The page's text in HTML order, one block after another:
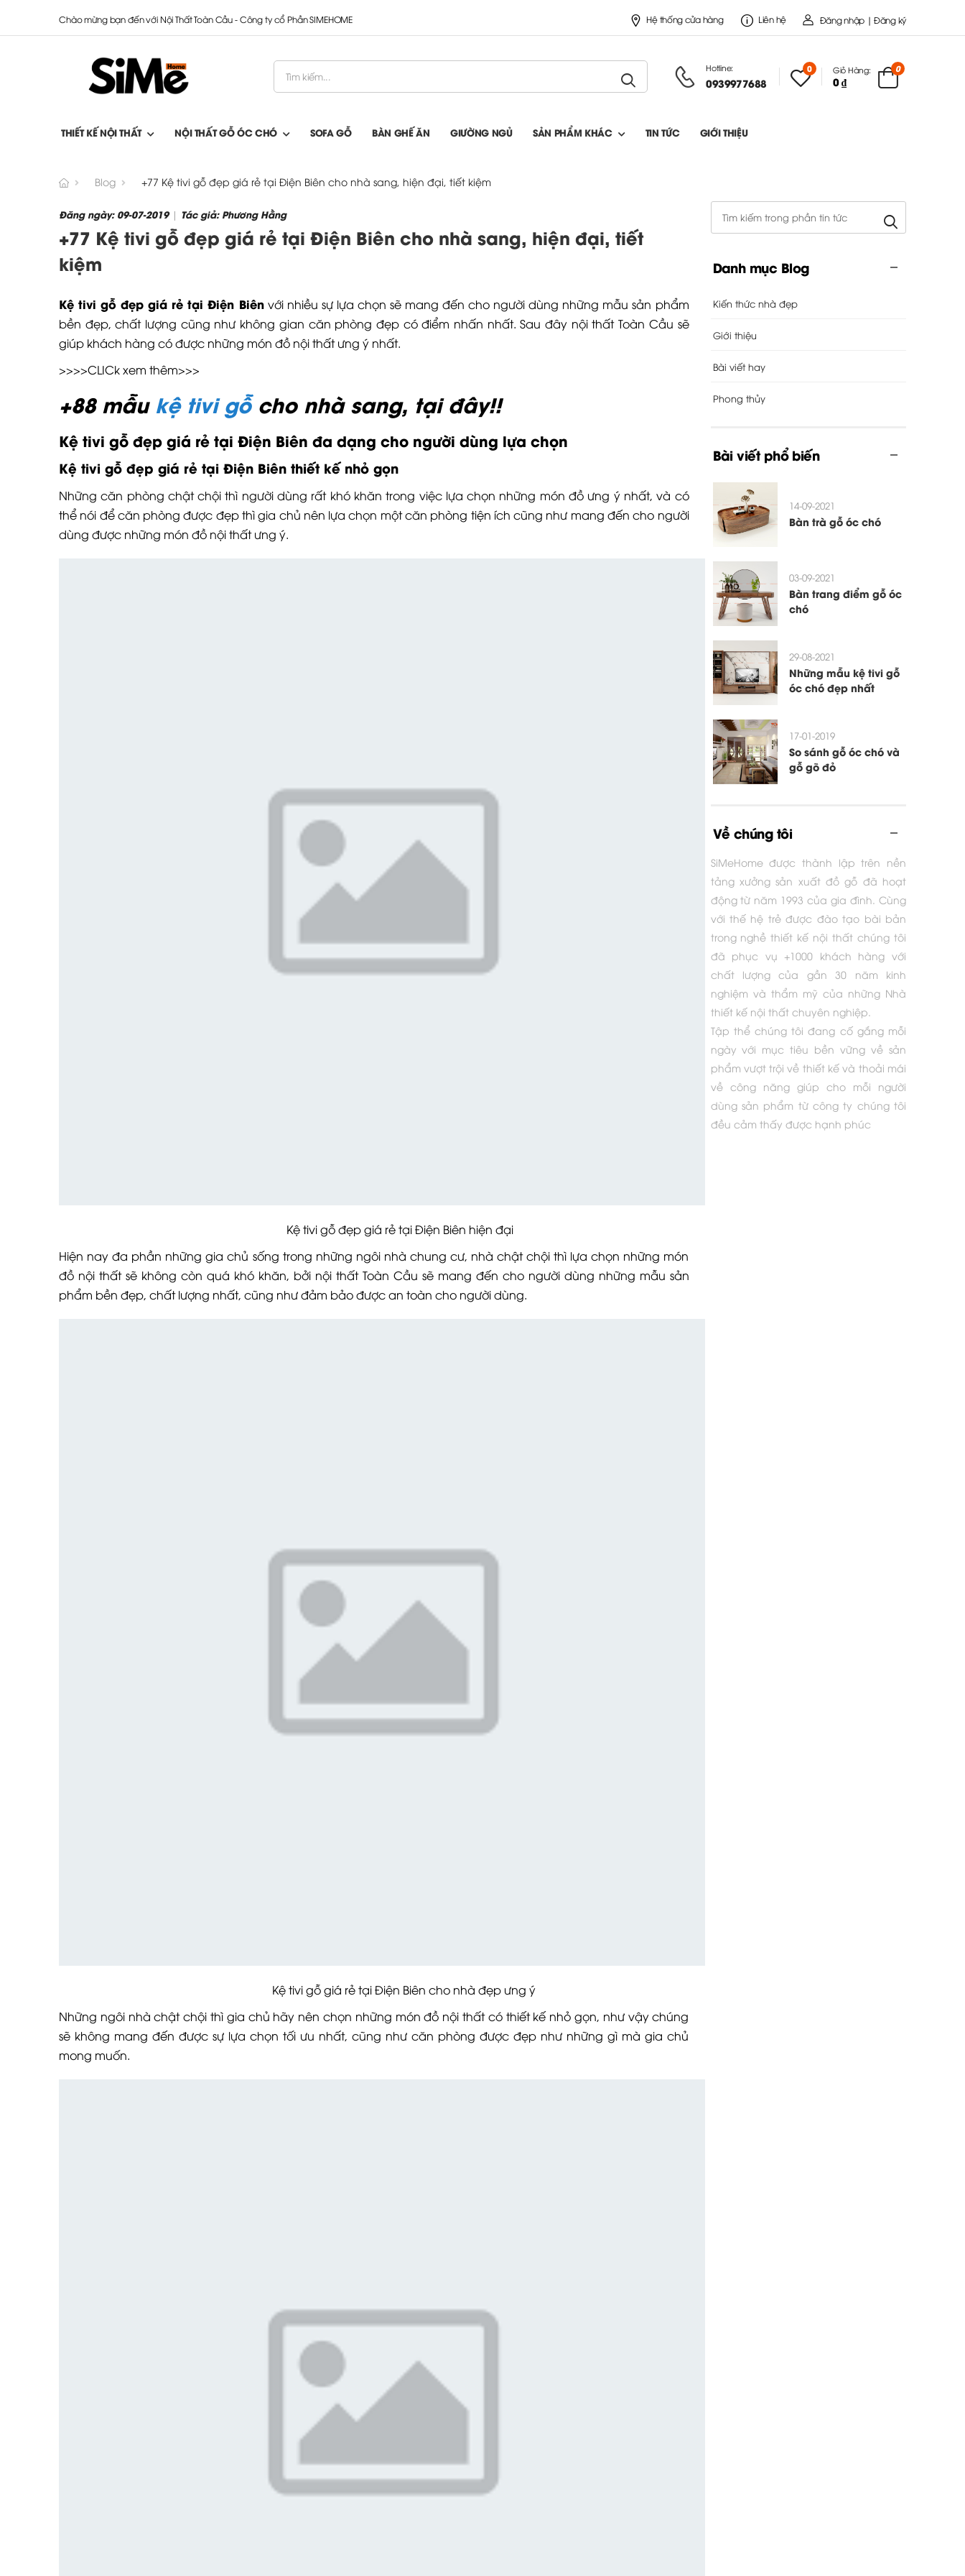
Chào mừng bạn đến với Nội Thất Toàn Cầu - Công ty cổ Phần SIMEHOME Hệ thống cửa hàng Liên hệ Đăng nhập | Đăng ký
Hotline:
0939977688
0 Giỏ Hàng:
0 ₫
0
THIẾT KẾ NỘI THẤT NỘI THẤT GỖ ÓC CHÓ SOFA GỖ BÀN GHẾ ĂN GIƯỜNG NGỦ SẢN PHẨM KHÁC TIN TỨC GIỚI THIỆU
Blog +77 Kệ tivi gỗ đẹp giá rẻ tại Điện Biên cho nhà sang, hiện đại, tiết kiệm
Đăng ngày: 09-07-2019| Tác giả: Phương Hằng
+77 Kệ tivi gỗ đẹp giá rẻ tại Điện Biên cho nhà sang, hiện đại, tiết
kiệm
Kệ tivi gỗ đẹp giá rẻ tại Điện Biênvới nhiều sự lựa chọn sẽ mang đến cho người dùng những mẫu sản phẩm
bền đẹp, chất lượng cũng như không gian căn phòng đẹp có điểm nhấn nhất. Sau đây nội thất Toàn Cầu sẽ
giúp khách hàng có được những món đồ nội thất ưng ý nhất.
>>>>CLICk xem thêm>>>
+88 mẫu kệ tivi gỗcho nhà sang, tại đây!!
Kệ tivi gỗ đẹp giá rẻ tại Điện Biên đa dạng cho người dùng lựa chọn
Kệ tivi gỗ đẹp giá rẻ tại Điện Biên thiết kế nhỏ gọn
Những căn phòng chật chội thì người dùng rất khó khăn trong việc lựa chọn những món đồ ưng ý nhất, và có
thể nói để căn phòng được đẹp thì gia chủ nên lựa chọn một căn phòng tiện ích cũng như mang đến cho người
dùng được những món đồ nội thất ưng ý.
Kệ tivi gỗ đẹp giá rẻ tại Điện Biên hiện đại
Hiện nay đa phần những gia chủ sống trong những ngôi nhà chung cư, nhà chật chội thì lựa chọn những món
đồ nội thất sẽ không còn quá khó khăn, bởi nội thất Toàn Cầu sẽ mang đến cho người dùng những mẫu sản
phẩm bền đẹp, chất lượng nhất, cũng như đảm bảo được an toàn cho người dùng.
Kệ tivi gỗ giá rẻ tại Điện Biên cho nhà đẹp ưng ý
Những ngôi nhà chật chội thì gia chủ hãy nên chọn những món đồ nội thất có thiết kế nhỏ gọn, như vậy chúng
sẽ không mang đến được sự lựa chọn tối ưu nhất, cũng như căn phòng được đẹp như những gì mà gia chủ
mong muốn.
Danh mục Blog
Kiến thức nhà đẹp
Giới thiệu
Bài viết hay
Phong thủy
Bài viết phổ biến
14-09-2021
Bàn trà gỗ óc chó
03-09-2021
Bàn trang điểm gỗ óc
chó
29-08-2021
Những mẫu kệ tivi gỗ
óc chó đẹp nhất
17-01-2019
So sánh gỗ óc chó và
gỗ gõ đỏ
Về chúng tôi
SiMeHome được thành lập trên nền
tảng xưởng sản xuất đồ gỗ đã hoạt
động từ năm 1993 của gia đình. Cùng
với thế hệ trẻ được đào tạo bài bản
trong nghề thiết kế nội thất chúng tôi
đã phục vụ +1000 khách hàng với
chất lượng của gần 30 năm kinh
nghiệm và thẩm mỹ của những Nhà
thiết kế nội thất chuyên nghiệp.
Tập thể chúng tôi đang cố gắng mỗi
ngày với mục tiêu bền vững về sản
phẩm vượt trội về thiết kế và thoải mái
về công năng giúp cho mỗi người
dùng sản phẩm từ công ty chúng tôi
đều cảm thấy được hạnh phúc